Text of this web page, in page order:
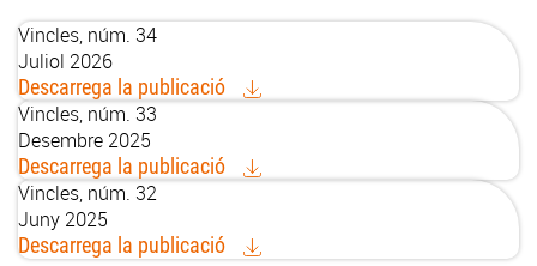
Vincles, núm. 34
Juliol 2026
Descarrega la publicació
Vincles, núm. 33
Desembre 2025
Descarrega la publicació
Vincles, núm. 32
Juny 2025
Descarrega la publicació